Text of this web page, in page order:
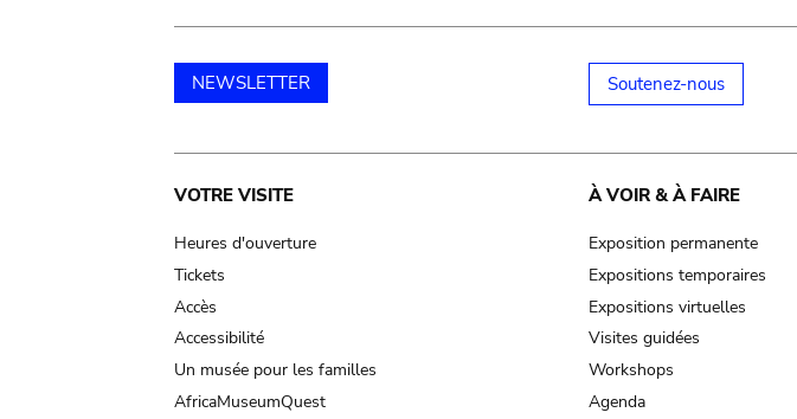
NEWSLETTER Soutenez-nous
Main
navigation
VOTRE VISITE
Heures d'ouverture
Tickets
Accès
Accessibilité
Un musée pour les familles
AfricaMuseumQuest
À VOIR & À FAIRE
Exposition permanente
Expositions temporaires
Expositions virtuelles
Visites guidées
Workshops
Agenda